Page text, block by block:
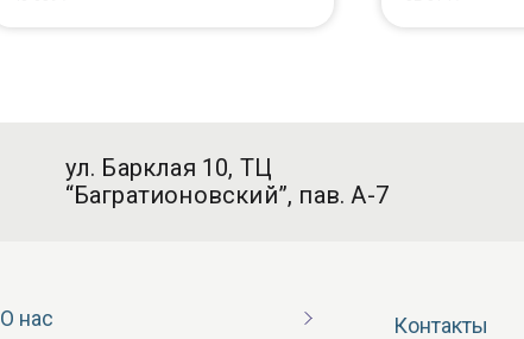
ул. Барклая 10, ТЦ
“Багратионовский”, пав. А-7
О нас Контакты